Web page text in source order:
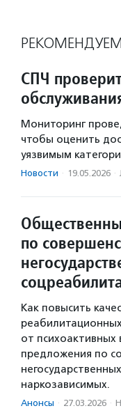
РЕКОМЕНДУЕМ
СПЧ
Мониторинг
чтобы оценить
уязвимым
Новости · 19.05.2026 ·
по
Как повысить
от
предложения по
наркозависимых.
Анонсы · 27.03.2026 ·